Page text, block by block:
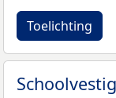
Toelichting